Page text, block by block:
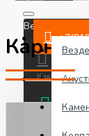
Везде
Везде
Как заказать
Карниз